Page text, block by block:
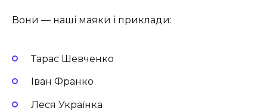
Вони — наші маяки і приклади:
Тарас Шевченко
Іван Франко
Леся Українка